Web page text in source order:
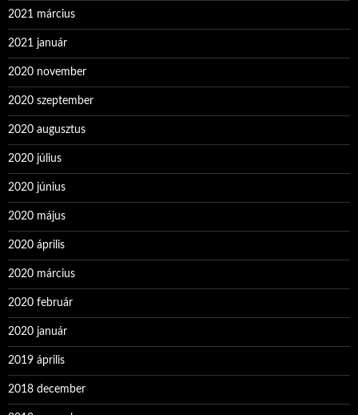
2021 március
2021 január
2020 november
2020 szeptember
2020 augusztus
2020 július
2020 június
2020 május
2020 április
2020 március
2020 február
2020 január
2019 április
2018 december